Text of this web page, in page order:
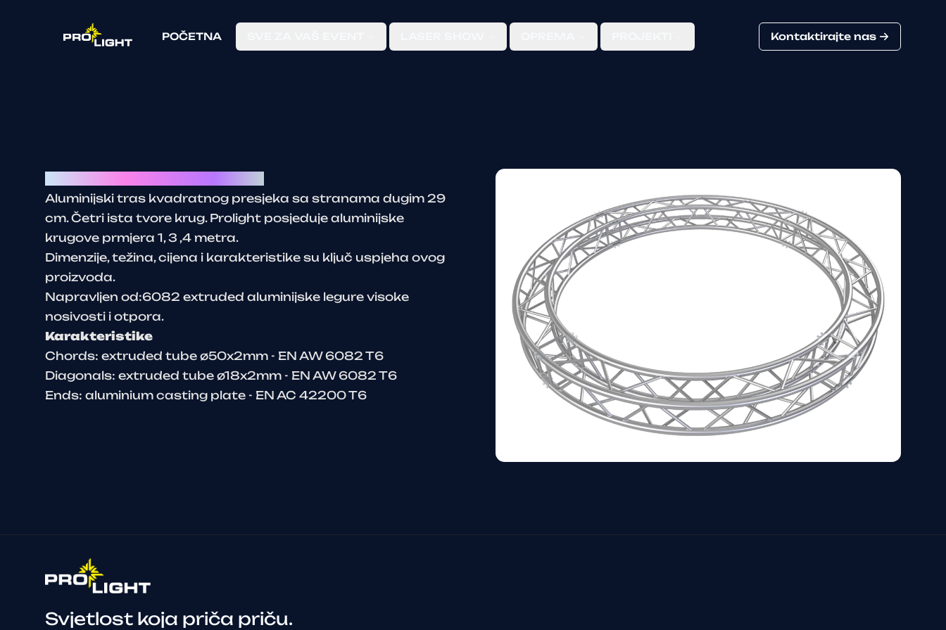
POČETNA Kontaktirajte nas
Aluminijski tras kvadratnog presjeka sa stranama dugim 29
cm. Četri ista tvore krug. Prolight posjeduje aluminijske
krugove prmjera 1, 3 ,4 metra.
Dimenzije, težina, cijena i karakteristike su ključ uspjeha ovog
proizvoda.
Napravljen od:6082 extruded aluminijske legure visoke
nosivosti i otpora.
Karakteristike
Chords: extruded tube ø50x2mm - EN AW 6082 T6
Diagonals: extruded tube ø18x2mm - EN AW 6082 T6
Ends: aluminium casting plate - EN AC 42200 T6
Svjetlost koja priča priču.